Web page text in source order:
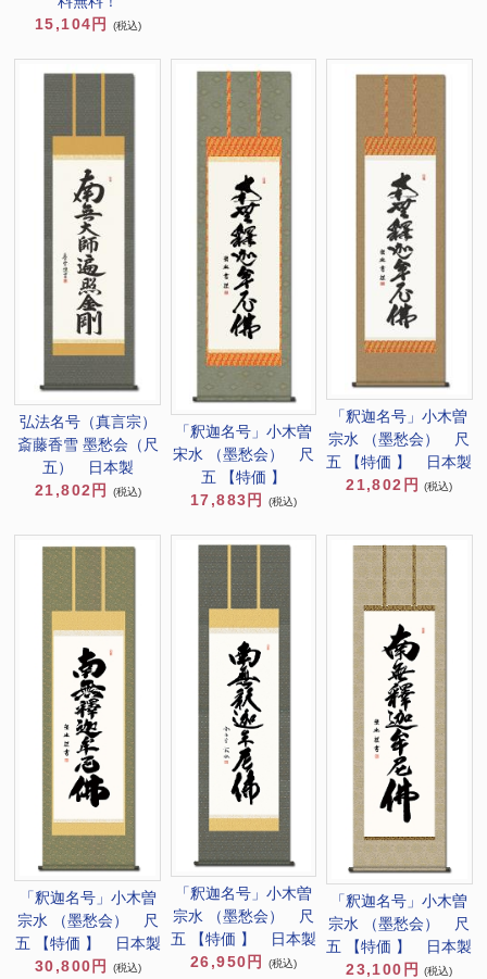
15,104円
(税込)
弘法名号（真言宗）
斎藤香雪 墨愁会（尺
五） 日本製
21,802円
(税込)
「釈迦名号」小木曽
宋水 （墨愁会） 尺
五 【特価 】
17,883円
(税込)
「釈迦名号」小木曽
宗水 （墨愁会） 尺
五 【特価 】 日本製
21,802円
(税込)
「釈迦名号」小木曽
宗水 （墨愁会） 尺
五 【特価 】 日本製
30,800円
(税込)
「釈迦名号」小木曽
宗水 （墨愁会） 尺
五 【特価 】 日本製
26,950円
(税込)
「釈迦名号」小木曽
宗水 （墨愁会） 尺
五 【特価 】 日本製
23,100円
(税込)